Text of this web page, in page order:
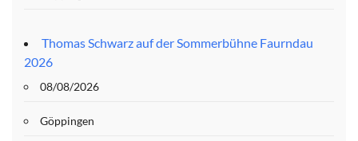
Thomas Schwarz auf der Sommerbühne Faurndau
2026
08/08/2026
Göppingen